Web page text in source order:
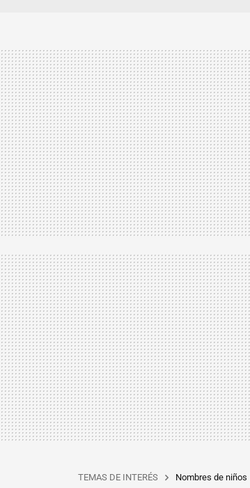
TEMAS DE INTERÉS Nombres de niños